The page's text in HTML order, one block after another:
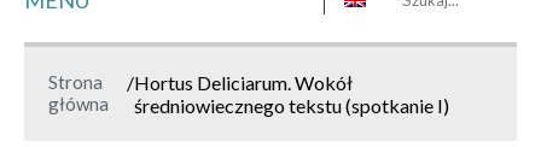
Strona
główna
/Hortus Deliciarum. Wokół
średniowiecznego tekstu (spotkanie I)